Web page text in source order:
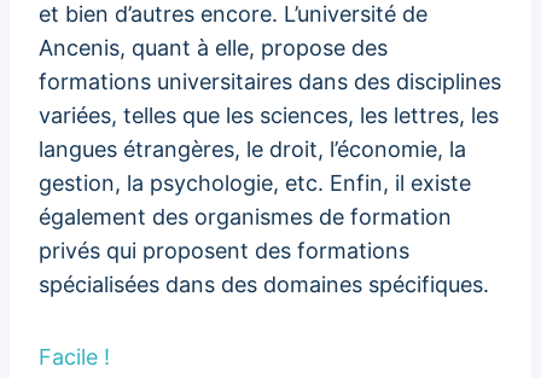
et bien d’autres encore. L’université de
Ancenis, quant à elle, propose des
formations universitaires dans des disciplines
variées, telles que les sciences, les lettres, les
langues étrangères, le droit, l’économie, la
gestion, la psychologie, etc. Enfin, il existe
également des organismes de formation
privés qui proposent des formations
spécialisées dans des domaines spécifiques.
Facile !